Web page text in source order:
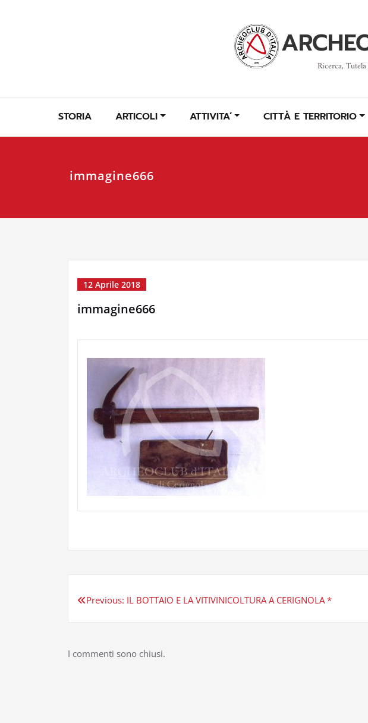
Ricerca,
STORIA ARTICOLI ATTIVITA’ CITTÀ E TERRITORIO
immagine666
12 Aprile 2018
immagine666
Navigazione
Previous: IL BOTTAIO E LA VITIVINICOLTURA A CERIGNOLA *
I commenti sono chiusi.